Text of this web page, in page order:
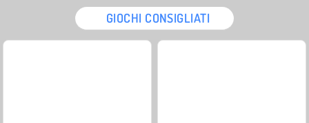
GIOCHI CONSIGLIATI